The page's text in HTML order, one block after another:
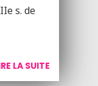
s. de
LA SUITE